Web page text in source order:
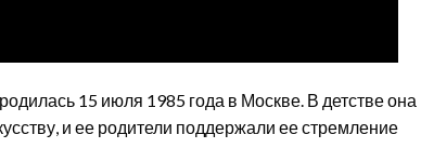
15 июля 1985 года в Москве. В детстве она
и ее родители поддержали ее стремление